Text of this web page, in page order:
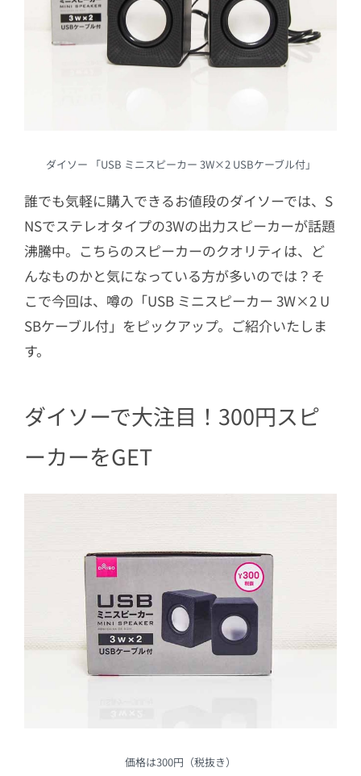
ダイソー 「USB ミニスピーカー 3W×2 USBケーブル付」
誰でも気軽に購入できるお値段のダイソーでは、S
NSでステレオタイプの3Wの出力スピーカーが話題
沸騰中。こちらのスピーカーのクオリティは、ど
んなものかと気になっている方が多いのでは？そ
こで今回は、噂の「USB ミニスピーカー 3W×2 U
SBケーブル付」をピックアップ。ご紹介いたしま
す。
ダイソーで大注目！300円スピ
ーカーをGET
価格は300円（税抜き）